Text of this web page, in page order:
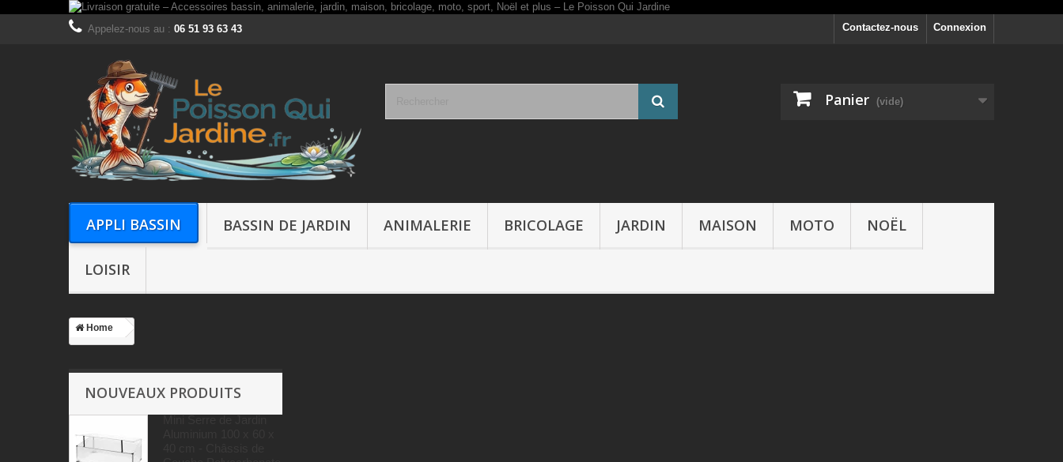
Connexion
Contactez-nous
Appelez-nous au : 06 51 93 63 43
Panier (vide)
APPLI BASSIN BASSIN DE JARDIN ANIMALERIE BRICOLAGE JARDIN MAISON MOTO NOËL
LOISIR
Home
NOUVEAUX PRODUITS